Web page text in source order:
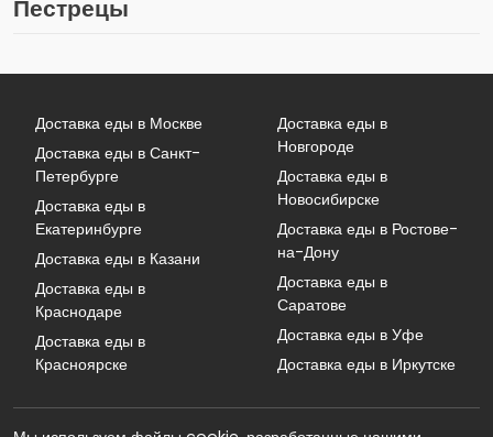
Пестрецы
Доставка еды в Москве
Доставка еды в Санкт-
Петербурге
Доставка еды в
Екатеринбурге
Доставка еды в Казани
Доставка еды в
Краснодаре
Доставка еды в
Красноярске
Доставка еды в
Новгороде
Доставка еды в
Новосибирске
Доставка еды в Ростове-
на-Дону
Доставка еды в
Саратове
Доставка еды в Уфе
Доставка еды в Иркутске